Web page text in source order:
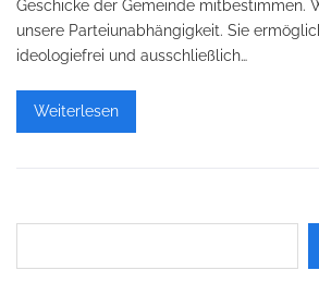
Geschicke der Gemeinde mitbestimmen.
unsere Parteiunabhängigkeit. Sie
ideologiefrei und ausschließlich…
Weiterlesen